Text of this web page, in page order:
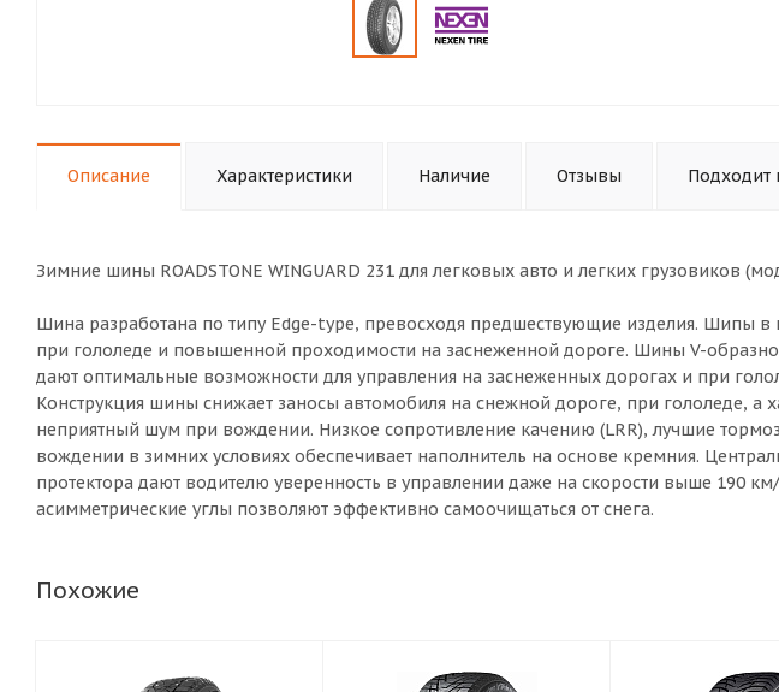
Описание Характеристики Наличие Отзывы Подходит
Зимние шины ROADSTONE WINGUARD 231 для легковых авто и легких грузовиков
Шина разработана по типу Edge-type, превосходя предшествующие изделия. Шипы в
при гололеде и повышенной проходимости на заснеженной дороге. Шины V-
дают оптимальные возможности для управления на заснеженных дорогах и при
Конструкция шины снижает заносы автомобиля на снежной дороге, при гололеде, а
неприятный шум при вождении. Низкое сопротивление качению (LRR), лучшие
вождении в зимних условиях обеспечивает наполнитель на основе кремния.
протектора дают водителю уверенность в управлении даже на скорости выше 190
асимметрические углы позволяют эффективно самоочищаться от снега.
Похожие